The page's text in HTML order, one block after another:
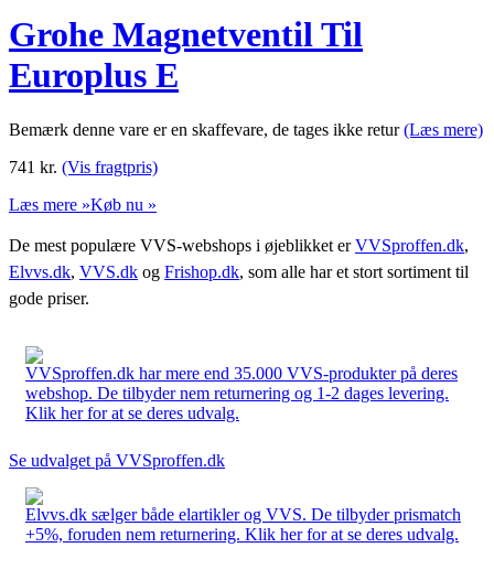
Grohe Magnetventil Til
Europlus E
Bemærk denne vare er en skaffevare, de tages ikke retur(Læs mere)
741 kr. (Vis fragtpris)
Læs mere »Køb nu »
De mest populære VVS-webshops i øjeblikket erVVSproffen.dk,
Elvvs.dk, VVS.dk og Frishop.dk, som alle har et stort sortiment til
gode priser.
VVSproffen.dk har mere end 35.000 VVS-produkter på deres
webshop. De tilbyder nem returnering og 1-2 dages levering.
Klik her for at se deres udvalg.
Se udvalget på VVSproffen.dk
Elvvs.dk sælger både elartikler og VVS. De tilbyder prismatch
+5%, foruden nem returnering. Klik her for at se deres udvalg.